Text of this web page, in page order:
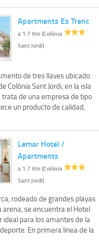
Apartments Es Trenc
a 1.7 Km (Colónia
Sant Jordi)
de tres llaves ubicado
Colónia Sant Jordi, en la isla
trata de una empresa de tipo
un producto de calidad,
Lemar Hotel /
Apartments
a 1.7 Km (Colónia
Sant Jordi)
rodeado de grandes playas
arena, se encuentra el Hotel
ideal para los amantes de la
En primera linea de la